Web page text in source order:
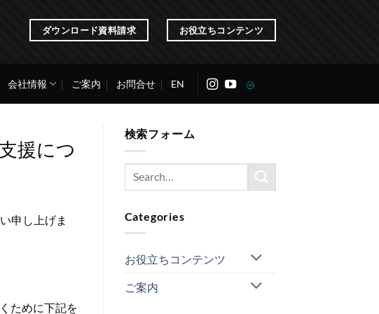
ダウンロード資料請求 お役立ちコンテンツ
会社情報 ご案内 お問合せ EN
援につ
申し上げま
ために下記を
検索フォーム
Categories
お役立ちコンテンツ
ご案内